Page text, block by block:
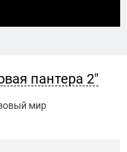
пантера 2"
мир